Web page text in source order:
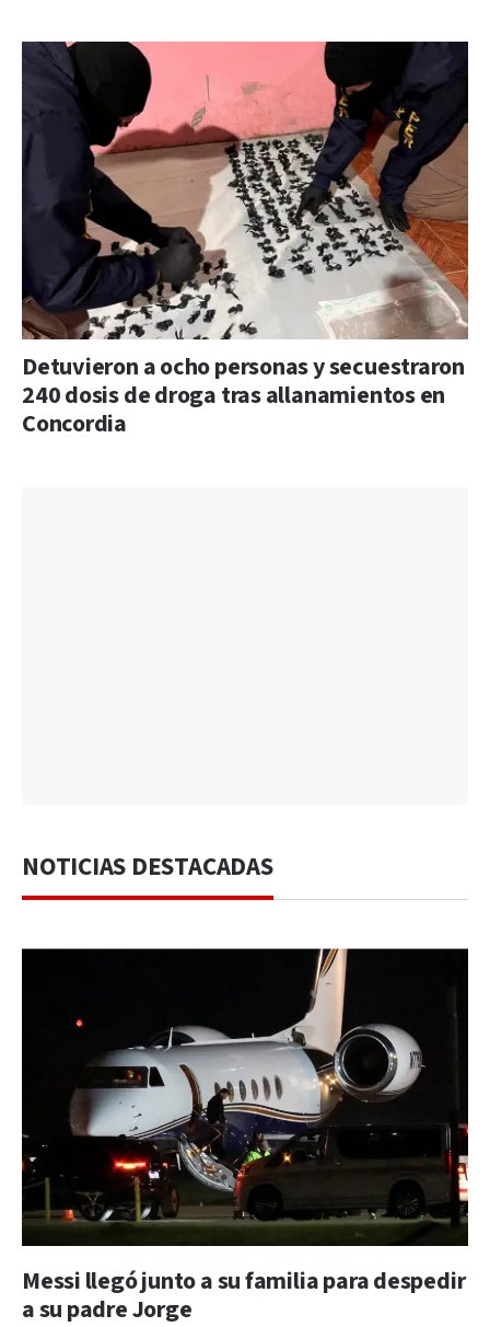
Detuvieron a ocho personas y secuestraron
240 dosis de droga tras allanamientos en
Concordia
NOTICIAS DESTACADAS
Messi llegó junto a su familia para despedir
a su padre Jorge